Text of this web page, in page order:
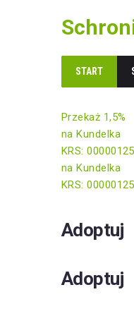
START
Przekaż 1,5%
na Kundelka
KRS:
na Kundelka
KRS:
Adoptuj
Adoptuj